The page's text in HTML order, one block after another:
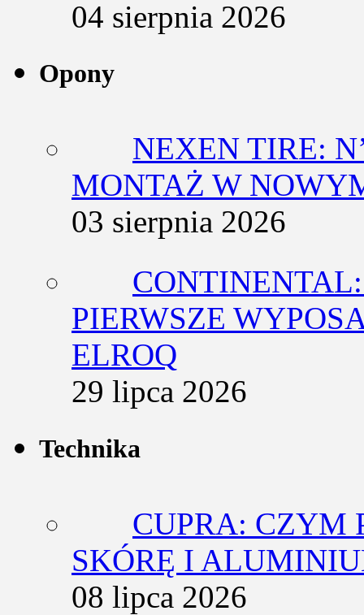
04 sierpnia 2026
Opony
NEXEN TIRE:
MONTAŻ W
03 sierpnia 2026
PIERWSZE
ELROQ
29 lipca 2026
Technika
CUPRA: CZYM
SKÓRĘ I
08 lipca 2026